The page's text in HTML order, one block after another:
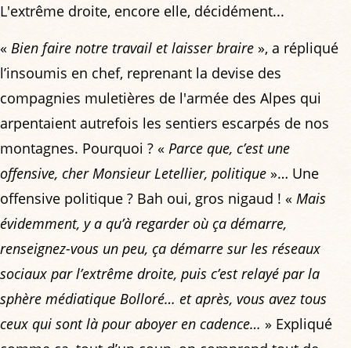
L'extrême droite, encore elle, décidément...
« Bien faire notre travail et laisser braire », a répliqué
l’insoumis en chef, reprenant la devise des
compagnies muletières de l'armée des Alpes qui
arpentaient autrefois les sentiers escarpés de nos
montagnes. Pourquoi ? « Parce que, c’est une
offensive, cher Monsieur Letellier, politique »… Une
offensive politique ? Bah oui, gros nigaud ! « Mais
évidemment, y a qu’à regarder où ça démarre,
renseignez-vous un peu, ça démarre sur les réseaux
sociaux par l’extrême droite, puis c’est relayé par la
sphère médiatique Bolloré… et après, vous avez tous
ceux qui sont là pour aboyer en cadence… » Expliqué